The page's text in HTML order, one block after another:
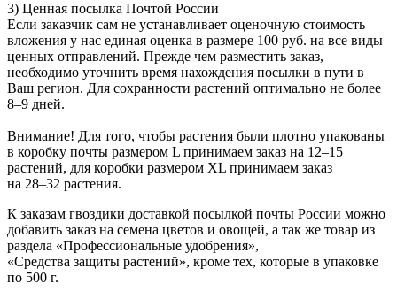
3) Ценная посылка Почтой России
Если заказчик сам не устанавливает оценочную стоимость
вложения у нас единая оценка в размере 100 руб. на все виды
ценных отправлений. Прежде чем разместить заказ,
необходимо уточнить время нахождения посылки в пути в
Ваш регион. Для сохранности растений оптимально не более
8–9 дней.
Внимание! Для того, чтобы растения были плотно упакованы
в коробку почты размером L принимаем заказ на 12–15
растений, для коробки размером XL принимаем заказ
на 28–32 растения.
К заказам гвоздики доставкой посылкой почты России можно
добавить заказ на семена цветов и овощей, а так же товар из
раздела «Профессиональные удобрения»,
«Средства защиты растений», кроме тех, которые в упаковке
по 500 г.